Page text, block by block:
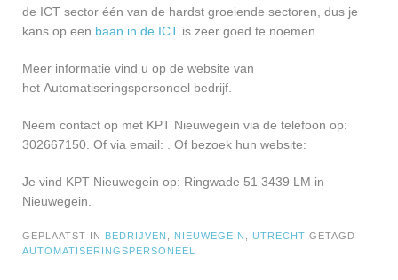
de ICT sector één van de hardst groeiende sectoren, dus je
kans op een baan in de ICT is zeer goed te noemen.
Meer informatie vind u op de website van
het Automatiseringspersoneel bedrijf.
Neem contact op met KPT Nieuwegein via de telefoon op:
302667150. Of via email:
. Of bezoek hun website:
Je vind KPT Nieuwegein op: Ringwade 51 3439 LM in
Nieuwegein.
GEPLAATST IN BEDRIJVEN NIEUWEGEIN UTRECHT GETAGD
AUTOMATISERINGSPERSONEEL